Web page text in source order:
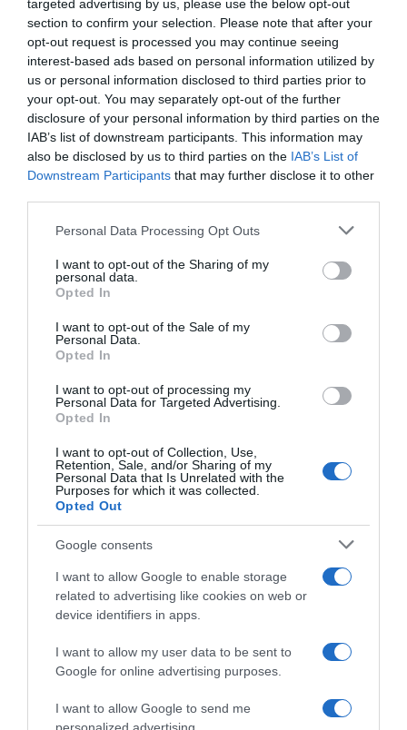
targeted advertising by us, please use the below opt-out
section to confirm your selection. Please note that after your
opt-out request is processed you may continue seeing
interest-based ads based on personal information utilized by
us or personal information disclosed to third parties prior to
your opt-out. You may separately opt-out of the further
disclosure of your personal information by third parties on the
IAB’s list of downstream participants. This information may
also be disclosed by us to third parties on the IAB’s List of
Downstream Participants that may further disclose it to other
Please note that this website/app uses one or more Google
not limited to your visit or usage behaviour. You may click to
grant or deny consent to Google and its third-party tags to
use your data for below specified purposes in below Google
consent section.
Personal Data Processing Opt Outs
I want to opt-out of the Sharing of my
personal data.
Opted In
I want to opt-out of the Sale of my
Personal Data.
Opted In
I want to opt-out of processing my
Personal Data for Targeted Advertising.
Opted In
I want to opt-out of Collection, Use,
Retention, Sale, and/or Sharing of my
Personal Data that Is Unrelated with the
Purposes for which it was collected.
Opted Out
Google consents
I want to allow Google to enable storage
related to advertising like cookies on web or
device identifiers in apps.
I want to allow my user data to be sent to
Google for online advertising purposes.
I want to allow Google to send me
ΕΙΠΕΣ – ΦΕΡΡΗΣ ΘΟΔΩΡΗΣ
ΛΟΓΑΡΙΑΣΜΟΣ - ΛΙΟΛΙΟΥ ΚΑΤΕΡΙΝΑ
Ψηφοφορία:4.2. Από 299 ψήφους.
ΔΕΥΤΕΡΑ – ΡΕΜΟΣ ΑΝΤΩΝΗΣ